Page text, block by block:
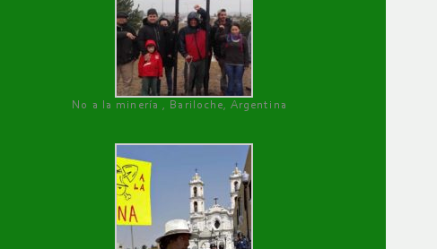
No a la minería , Bariloche, Argentina